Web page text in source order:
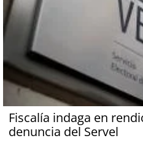
Fiscalía indaga en
denuncia del Servel